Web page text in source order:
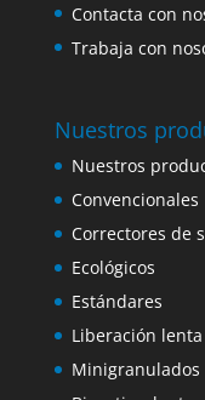
Contacta con
Trabaja con
Nuestros
Nuestros
Convencionales
Correctores de
Ecológicos
Estándares
Liberación lenta
Minigranulados